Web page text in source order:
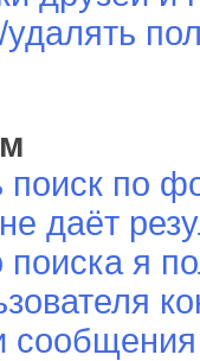
поиск по
даёт
поиска я